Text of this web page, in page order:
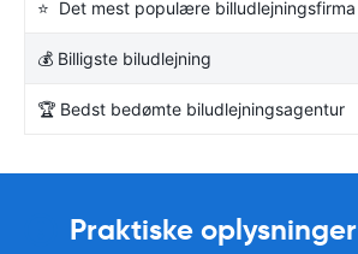
⭐ Det mest populære billudlejningsfirma
💰 Billigste biludlejning
🏆 Bedst bedømte biludlejningsagentur
Praktiske oplysninger